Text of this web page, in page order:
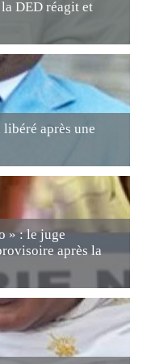
DED réagit et
après une
» : le juge
après la